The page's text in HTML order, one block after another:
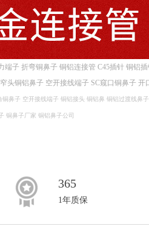
端子 折弯铜鼻子 铜铝连接管 C45插针 铜铝插
窄头铜铝鼻子 空开接线端子 SC窥口铜鼻子 开
铜鼻子 空开接线端子 铜铝接头 铜铝鼻 铜铝过渡线鼻子
铜鼻子厂家 铜铝鼻子公司
365
1年质保